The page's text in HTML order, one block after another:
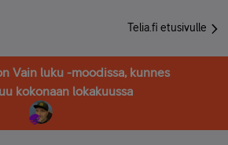
Telia.fi etusivulle
Vain luku -moodissa, kunnes
kokonaan lokakuussa